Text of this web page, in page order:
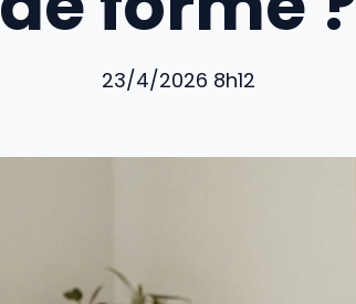
23/4/2026 8h12